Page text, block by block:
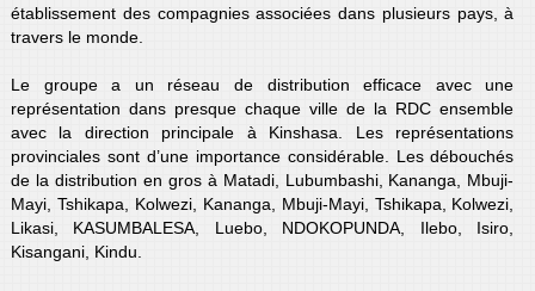
établissement des compagnies associées dans plusieurs pays, à
travers le monde.
Le groupe a un réseau de distribution efficace avec une
représentation dans presque chaque ville de la RDC ensemble
avec la direction principale à Kinshasa. Les représentations
provinciales sont d’une importance considérable. Les débouchés
de la distribution en gros à Matadi, Lubumbashi, Kananga, Mbuji-
Mayi, Tshikapa, Kolwezi, Kananga, Mbuji-Mayi, Tshikapa, Kolwezi,
Likasi, KASUMBALESA, Luebo, NDOKOPUNDA, Ilebo, Isiro,
Kisangani, Kindu.